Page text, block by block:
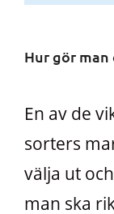
Hur gör man
En av de
sorters
välja ut
man ska